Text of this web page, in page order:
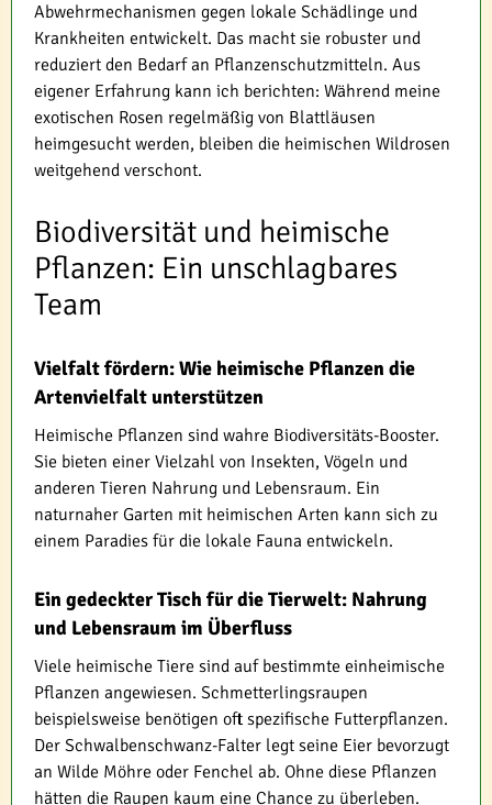
Abwehrmechanismen gegen lokale Schädlinge und
Krankheiten entwickelt. Das macht sie robuster und
reduziert den Bedarf an Pflanzenschutzmitteln. Aus
eigener Erfahrung kann ich berichten: Während meine
exotischen Rosen regelmäßig von Blattläusen
heimgesucht werden, bleiben die heimischen Wildrosen
weitgehend verschont.
Biodiversität und heimische
Pflanzen: Ein unschlagbares
Team
Vielfalt fördern: Wie heimische Pflanzen die
Artenvielfalt unterstützen
Heimische Pflanzen sind wahre Biodiversitäts-Booster.
Sie bieten einer Vielzahl von Insekten, Vögeln und
anderen Tieren Nahrung und Lebensraum. Ein
naturnaher Garten mit heimischen Arten kann sich zu
einem Paradies für die lokale Fauna entwickeln.
Ein gedeckter Tisch für die Tierwelt: Nahrung
und Lebensraum im Überfluss
Viele heimische Tiere sind auf bestimmte einheimische
Pflanzen angewiesen. Schmetterlingsraupen
beispielsweise benötigen oft spezifische Futterpflanzen.
Der Schwalbenschwanz-Falter legt seine Eier bevorzugt
an Wilde Möhre oder Fenchel ab. Ohne diese Pflanzen
hätten die Raupen kaum eine Chance zu überleben.